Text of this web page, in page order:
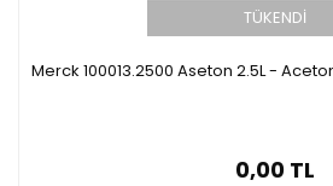
TÜKENDİ
Merck 100013.2500 Aseton 2.5L -
0,00 TL